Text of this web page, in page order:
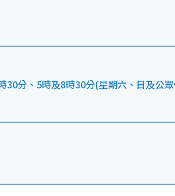
30分、5時及8時30分(星期六、日及公